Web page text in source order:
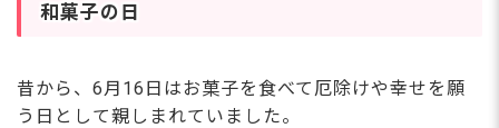
和菓子の日
昔から、6月16日はお菓子を食べて厄除けや幸せを願
う日として親しまれていました。